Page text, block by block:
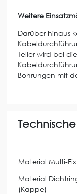
Weitere
Darüber hinaus
Teller wird bei
Bohrungen mit
Material Multi-Fix
Material
(Kappe)